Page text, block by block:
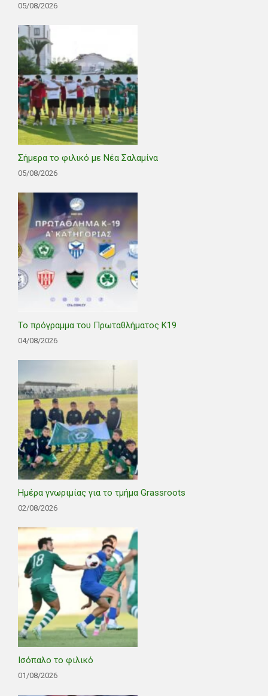
05/08/2026
Σήμερα το φιλικό με Νέα Σαλαμίνα
05/08/2026
Το πρόγραμμα του Πρωταθλήματος Κ19
04/08/2026
Ημέρα γνωριμίας για το τμήμα Grassroots
02/08/2026
Ισόπαλο το φιλικό
01/08/2026